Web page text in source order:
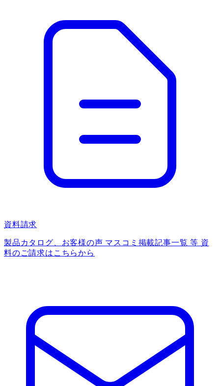
資料請求
製品カタログ、お客様の声 マスコミ掲載記事一覧 等 資
料のご請求はこちらから